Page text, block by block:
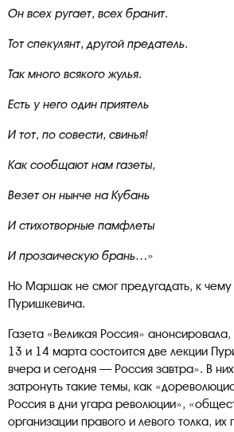
Он всех ругает, всех бранит.
Тот спекулянт, другой предатель.
Так много всякого жулья.
Есть у него один приятель
И тот, по совести, свинья!
Как сообщают нам газеты,
Везет он нынче на Кубань
И стихотворные памфлеты
И прозаическую брань…»
Но Маршак не смог предугадать, к чему
Пуришкевича.
Газета «Великая Россия»
13 и 14 марта состоится две лекции
вчера и сегодня — Россия завтра». В
затронуть такие темы, как
Россия в дни угара революции»,
организации правого и левого толка, их